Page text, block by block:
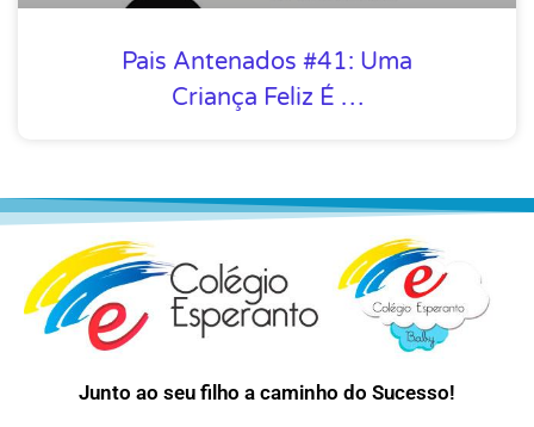
Pais Antenados #41: Uma
Criança Feliz É …
Junto ao seu filho a caminho do Sucesso!